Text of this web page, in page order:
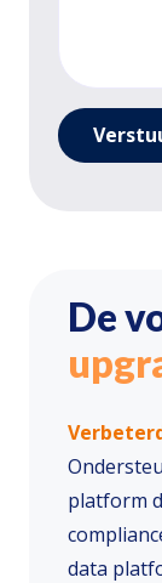
De
platform
data